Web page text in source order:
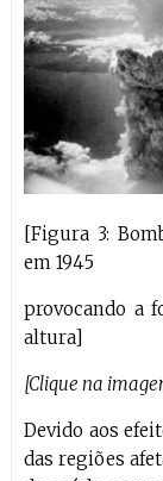
[Figura 3:
em 1945
provocando a
altura]
[Clique na
Devido aos
das regiões